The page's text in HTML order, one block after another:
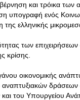
και τρόικα των
υπογραφή ενός
ελληνικής
των επιχειρήσεων
κρίσης.
οικονομικής
αναπτυξιακών
του Υπουργείου